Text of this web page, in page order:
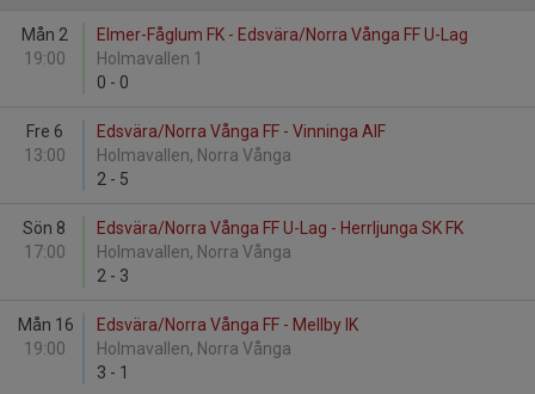
Mån 2
19:00
Elmer-Fåglum FK - Edsvära/Norra Vånga FF U-Lag
Holmavallen 1
0 - 0
Fre 6
13:00
Edsvära/Norra Vånga FF - Vinninga AIF
Holmavallen, Norra Vånga
2 - 5
Sön 8
17:00
Edsvära/Norra Vånga FF U-Lag - Herrljunga SK FK
Holmavallen, Norra Vånga
2 - 3
Mån 16
19:00
Edsvära/Norra Vånga FF - Mellby IK
Holmavallen, Norra Vånga
3 - 1